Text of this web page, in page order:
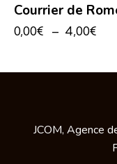
Courrier de
0,00€ – 4,00€
JCOM, Agence